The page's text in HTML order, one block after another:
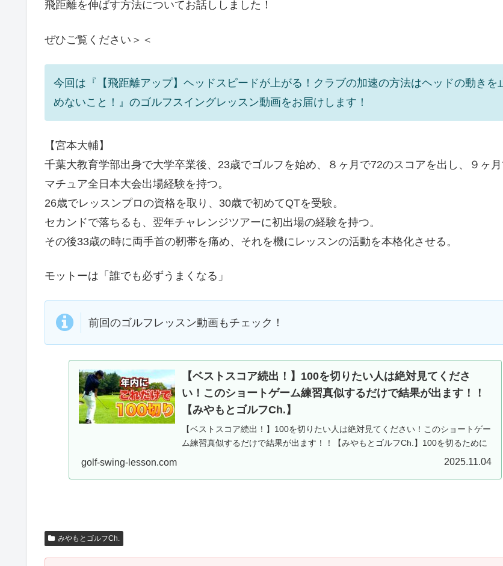
飛距離を伸ばす方法についてお話ししました！
ぜひご覧ください＞＜
今回は『【飛距離アップ】ヘッドスピードが上がる！クラブの加速の方法はヘッドの動きを
めないこと！』のゴルフスイングレッスン動画をお届けします！
【宮本大輔】
千葉大教育学部出身で大学卒業後、23歳でゴルフを始め、８ヶ月で72のスコアを出し、９ヶ
マチュア全日本大会出場経験を持つ。
26歳でレッスンプロの資格を取り、30歳で初めてQTを受験。
セカンドで落ちるも、翌年チャレンジツアーに初出場の経験を持つ。
その後33歳の時に両手首の靭帯を痛め、それを機にレッスンの活動を本格化させる。
モットーは「誰でも必ずうまくなる」
前回のゴルフレッスン動画もチェック！
【ベストスコア続出！】100を切りたい人は絶対見てくださ
い！このショートゲーム練習真似するだけで結果が出ます！！
【みやもとゴルフCh.】
【ベストスコア続出！】100を切りたい人は絶対見てください！このショートゲー
ム練習真似するだけで結果が出ます！！【みやもとゴルフCh.】100を切るために
大事なことはたくさんありますその中で最も大事なことはショートゲームを磨く
golf-swing-lesson.com 2025.11.04
みやもとゴルフCh.